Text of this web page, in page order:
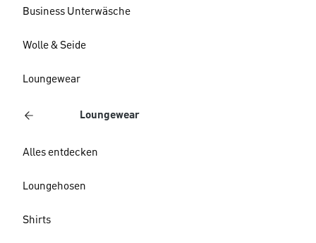
Business Unterwäsche
Wolle & Seide
Loungewear
Loungewear
Alles entdecken
Loungehosen
Shirts